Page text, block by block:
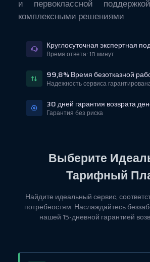
и первоклассной
комплексными решениями.
Круглосуточная экспертная
Время ответа: 10 минут
99,8% Время безотказной
Надежность сервиса
30 дней гарантия возврата
Гарантия без риска
Выберите
Тарифный
Найдите идеальный сервис,
потребностям. Наслаждайтесь
нашей 15-дневной гарантией